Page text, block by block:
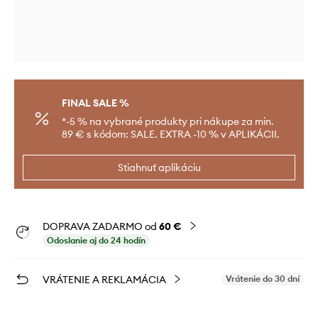
FINAL SALE %
*-5 % na vybrané produkty pri nákupe za min.
89 € s kódom: SALE. EXTRA -10 % v APLIKÁCII.
Stiahnuť aplikáciu
DOPRAVA ZADARMO od 60 €
Odoslanie aj do 24 hodín
VRÁTENIE A REKLAMÁCIA Vrátenie do 30 dní